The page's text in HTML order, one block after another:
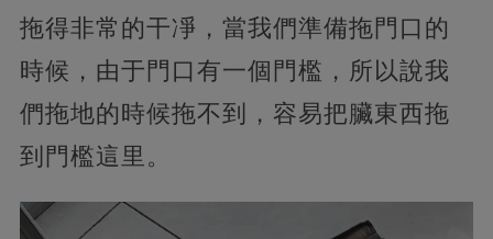
拖得非常的干凈，當我們準備拖門口的
時候，由于門口有一個門檻，所以說我
們拖地的時候拖不到，容易把臟東西拖
到門檻這里。